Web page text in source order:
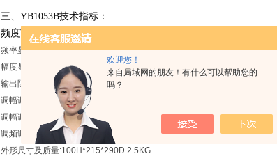
欢迎您！
来自局域网的朋友！有什么可以帮助您的
吗？
三、YB1053B技术指标：
频度范围:1Hz~200MHz,1Hz~150MHz,1Hz~110MHz,1Hz~40/65MHz
频率显示8位幅度:1mVp-p~1Vp-p
幅度显示:4位
输出阻抗:50Ω
调幅调制信号:1Hz~10KHz
调幅调制度:0~100%
调频调制信号:0~100KHz
外形尺寸及质量:100H*215*290D 2.5KG